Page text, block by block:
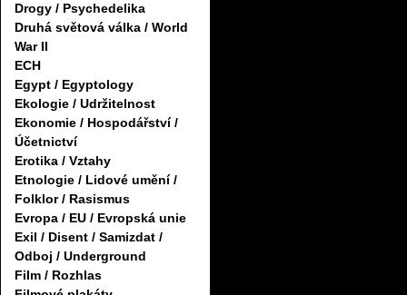
Drogy / Psychedelika
Druhá světová válka / World
War II
ECH
Egypt / Egyptology
Ekologie / Udržitelnost
Ekonomie / Hospodářství /
Účetnictví
Erotika / Vztahy
Etnologie / Lidové umění /
Folklor / Rasismus
Evropa / EU / Evropská unie
Exil / Disent / Samizdat /
Odboj / Underground
Film / Rozhlas